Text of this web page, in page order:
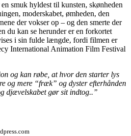
smuk hyldest til kunsten, skønheden
moderskabet, ømheden, den
der vokser op – og den smerte der
du kan se herunder er en forkortet
i sin fulde længde, fordi filmen er
International Animation Film Festival
og kan røbe, at hvor den starter lys
og mere “fræk” og dyster efterhånden
djævelskabet gør sit indtog..”